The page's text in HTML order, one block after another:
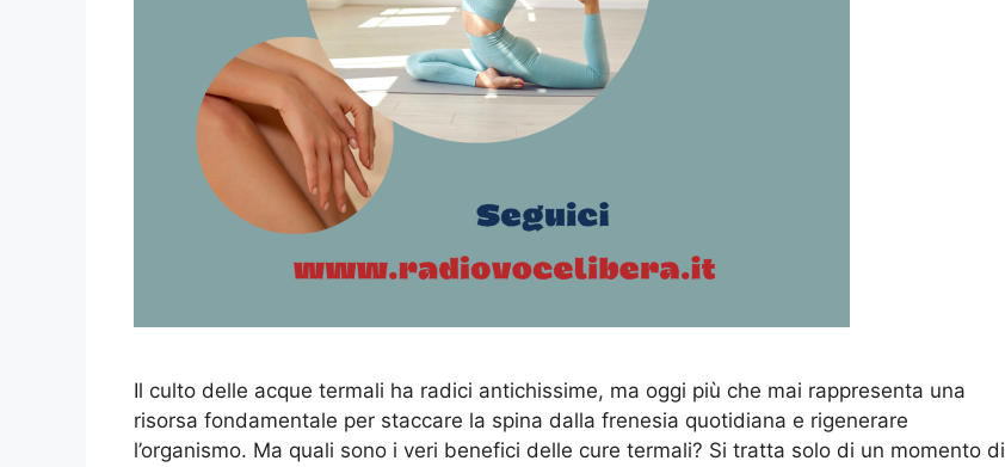
Il culto delle acque termali ha radici antichissime, ma oggi più che mai rappresenta una
risorsa fondamentale per staccare la spina dalla frenesia quotidiana e rigenerare
l’organismo. Ma quali sono i veri benefici delle cure termali? Si tratta solo di un momento di